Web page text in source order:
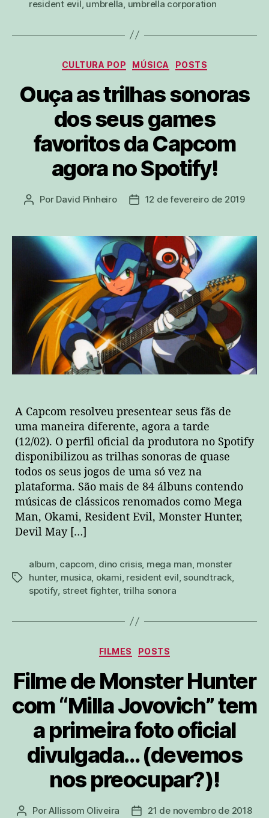
resident evil, umbrella, umbrella corporation
Categorias
CULTURA POP MÚSICA POSTS
Ouça as trilhas sonoras
dos seus games
favoritos da Capcom
agora no Spotify!
Autor
Por David Pinheiro
Data12 de fevereiro de 2019
A Capcom resolveu presentear seus fãs de
uma maneira diferente, agora a tarde
(12/02). O perfil oficial da produtora no Spotify
disponibilizou as trilhas sonoras de quase
todos os seus jogos de uma só vez na
plataforma. São mais de 84 álbuns contendo
músicas de clássicos renomados como Mega
Man, Okami, Resident Evil, Monster Hunter,
Devil May […]
tags
album, capcom, dino crisis, mega man, monster
hunter, musica, okami, resident evil, soundtrack,
spotify, street fighter, trilha sonora
Categorias
FILMES POSTS
Filme de Monster Hunter
com “Milla Jovovich” tem
a primeira foto oficial
divulgada… (devemos
nos preocupar?)!
Autor
PorAllissom Oliveira
Data21 de novembro de 2018